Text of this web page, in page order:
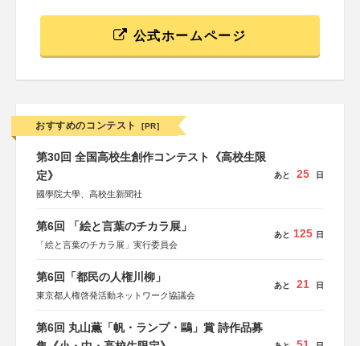
公式ホームページ
おすすめのコンテスト [PR]
第30回 全国高校生創作コンテスト《高校生限
定》
國學院大學、高校生新聞社
あと 25 日
第6回 「絵と言葉のチカラ展」
「絵と言葉のチカラ展」実行委員会
あと 125 日
第6回「都民の人権川柳」
東京都人権啓発活動ネットワーク協議会
あと 21 日
第6回 丸山薫「帆・ランプ・鷗」賞 詩作品募